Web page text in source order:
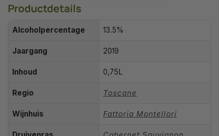
Productdetails
Alcoholpercentage 13.5%
Jaargang 2019
Inhoud 0,75L
Regio Toscane
Wijnhuis Fattoria Montellori